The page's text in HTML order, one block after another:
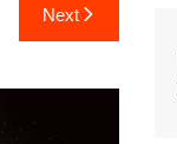
Next